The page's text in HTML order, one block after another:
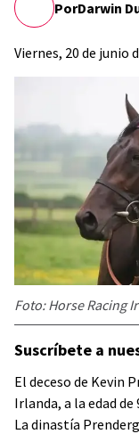
PorDarwin
Viernes, 20 de junio
Foto: Horse Racing
Suscríbete a
El deceso de Kevin
Irlanda, a la edad
La dinastía